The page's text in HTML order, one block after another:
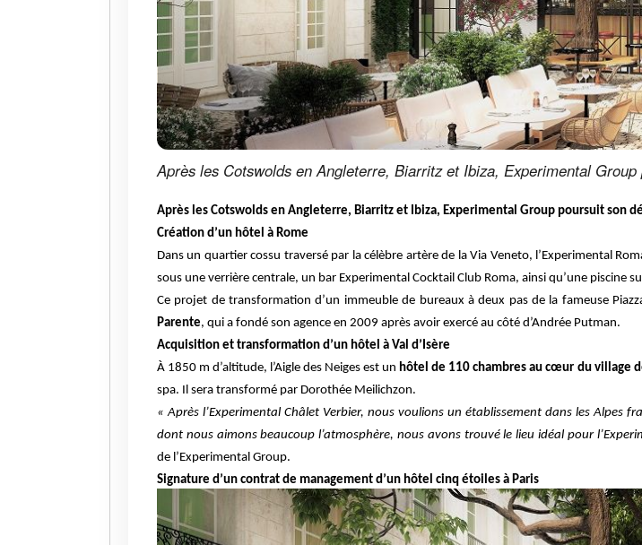
Après les Cotswolds en Angleterre, Biarritz et Ibiza, Experimental
Après les Cotswolds en Angleterre, Biarritz et Ibiza, Experimental Group poursuit son
Création d’un hôtel à Rome
Dans un quartier cossu traversé par la célèbre artère de la Via Veneto, l’Experimental
sous une verrière centrale, un bar Experimental Cocktail Club Roma, ainsi qu’une piscine
Ce projet de transformation d’un immeuble de bureaux à deux pas de la fameuse
Parente, qui a fondé son agence en 2009 après avoir exercé au côté d’Andrée Putman.
Acquisition et transformation d’un hôtel à Val d’Isère
À 1850 m d’altitude, l’Aigle des Neiges est un hôtel de 110 chambres au cœur du village
spa. Il sera transformé par Dorothée Meilichzon.
« Après l’Experimental Châlet Verbier, nous voulions un établissement dans les Alpes
dont nous aimons beaucoup l’atmosphère, nous avons trouvé le lieu idéal pour
de l’Experimental Group.
Signature d’un contrat de management d’un hôtel cinq étoiles à Paris